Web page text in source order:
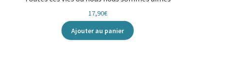
17,90€
Ajouter au panier